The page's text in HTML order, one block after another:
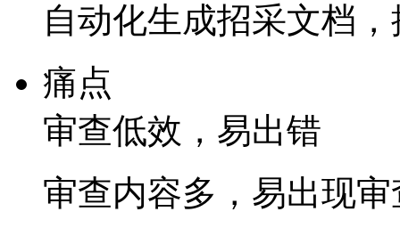
自动化生成招采文档
痛点
审查低效，易出错
审查内容多，易出